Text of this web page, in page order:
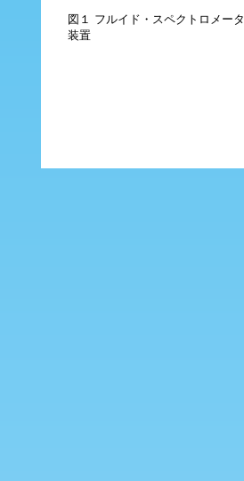
図１ フルイド・スペクトロメー
装置